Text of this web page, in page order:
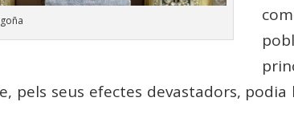
pels seus efectes devastadors,